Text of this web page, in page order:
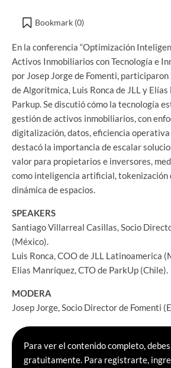
Bookmark (0)
En la conferencia “Optimización
Activos Inmobiliarios con Tecnología e
por Josep Jorge de Fomenti,
de Algorítmica, Luis Ronca de JLL y
Parkup. Se discutió cómo la tecnología
gestión de activos inmobiliarios, con
digitalización, datos, eficiencia
destacó la importancia de escalar
valor para propietarios e inversores,
como inteligencia artificial, tokenización
dinámica de espacios.
SPEAKERS
Santiago Villarreal Casillas, Socio
(México).
Luis Ronca, COO de JLL Latinoamerica
Elias Manriquez, CTO de ParkUp (Chile).
MODERA
Josep Jorge, Socio Director de Fomenti
Para ver el contenido completo,
gratuitamente. Para registrarte,